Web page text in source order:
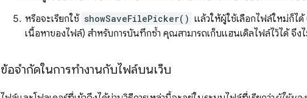
หรือจะเรียกใช้ showSaveFilePicker() แล้วให้ผู้ใช้เลือกไฟล์ใหม่ก็ไ
เนื้อหาของไฟล์) สำหรับการบันทึกซ้ำ คุณสามารถเก็บแฮนเดิลไฟล์ไว้ได้ จึ
ข้อจำกัดในการทำงานกับไฟล์บนเว็บ